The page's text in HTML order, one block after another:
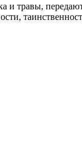
и травы,